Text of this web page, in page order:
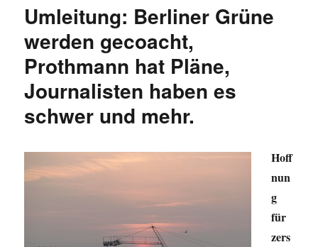
Umleitung: Berliner Grüne
werden gecoacht,
Prothmann hat Pläne,
Journalisten haben es
schwer und mehr.
Hoff
nun
g
für
zers